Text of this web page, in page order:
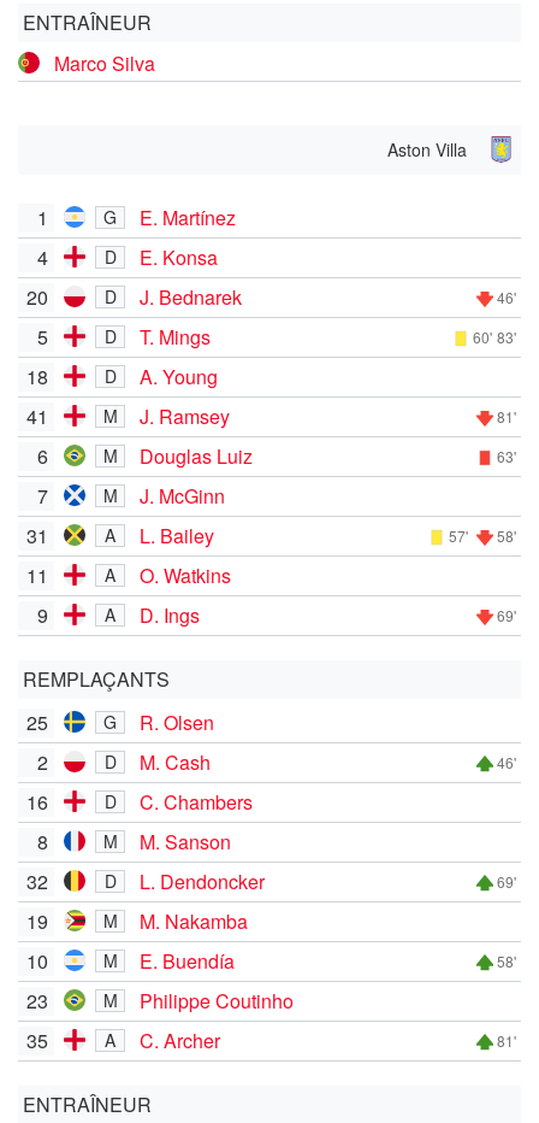
ENTRAÎNEUR
Marco Silva
Aston Villa
1 G
E. Martínez
4
D
E. Konsa
20
D J. Bednarek 46'
5 D T. Mings 60' 83'
18 D
A. Young
41
M J. Ramsey 81'
6 M Douglas Luiz 63'
7 M
J. McGinn
31
A L. Bailey 57' 58'
11 A
O. Watkins
9
A D. Ings 69'
REMPLAÇANTS
25
G
R. Olsen
2
D M. Cash 46'
16 D
C. Chambers
8
M
M. Sanson
32
D L. Dendoncker 69'
19 M
M. Nakamba
10
M E. Buendía 58'
23 M
Philippe Coutinho
35
A C. Archer 81'
ENTRAÎNEUR